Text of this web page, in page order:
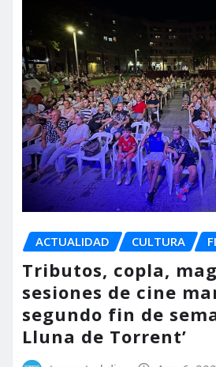
ACTUALIDAD CULTURA
Tributos, copla,
sesiones de cine
segundo fin de
Lluna de Torrent’